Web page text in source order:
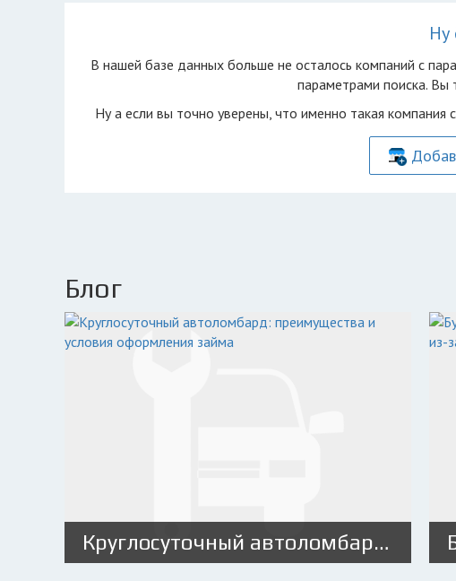
Ну
В нашей базе данных больше не осталоcь компаний с
параметрами поиска. Вы
Ну а если вы точно уверены, что именно такая
Блог
Круглосуточный автоломбард: преимущества и условия оформления займа